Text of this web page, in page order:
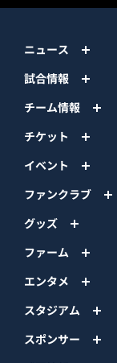
ニュース
試合情報
チーム情報
チケット
イベント
ファンクラブ
グッズ
ファーム
エンタメ
スタジアム
スポンサー